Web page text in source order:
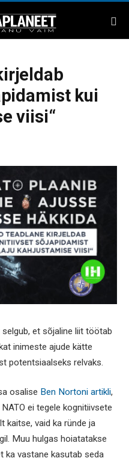
kui
viisi“
et sõjaline liit töötab
inimeste ajude kätte
potentsiaalseks relvaks.
osalise Ben Nortoni artikli,
ei tegele kognitiivsete
kaitse, vaid ka ründe ja
Muu hulgas hoiatatakse
ka vastane kasutab seda